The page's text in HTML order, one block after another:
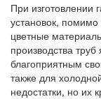
При изготовлении
установок, помимо
цветные
производства
благоприятным
также для
недостатки, но их